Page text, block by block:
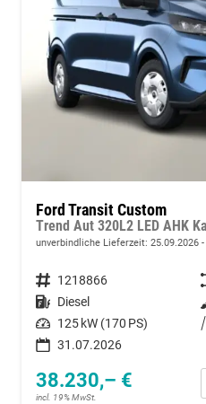
Ford Transit Custom
Trend Aut 320L2 LED AHK
unverbindliche Lieferzeit: 25.09.2026
Fahrzeugnummer 1218866
Kraftstoff Diesel
Leistung 125 kW (170 PS)
31.07.2026
38.230,– €
incl. 19% MwSt.